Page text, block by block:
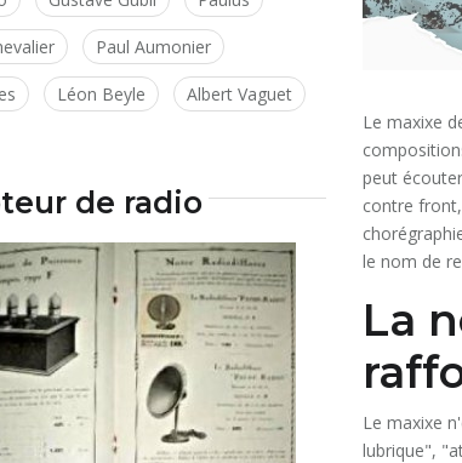
Paul Aumonier
Léon Beyle Albert Vaguet
de radio
Le maxixe
peut
contre
le nom de
La
Le maxixe
lubrique",